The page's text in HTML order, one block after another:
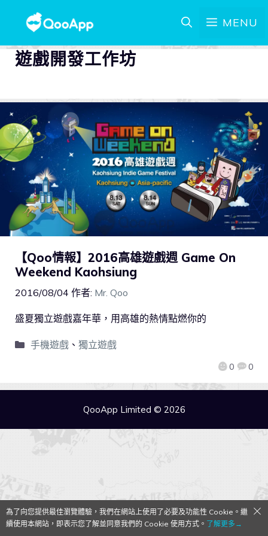
MENU
遊戲開發工作坊
【Qoo情報】2016高雄遊戲週 Game On
Weekend Kaohsiung
2016/08/04 作者: Mr. Qoo
0 0
盛夏獨立遊戲嘉年華，用高雄的熱情點燃你的
手機遊戲、 獨立遊戲
QooApp Limited © 2026
為了向您提供最佳瀏覽體驗，我們在網站上使用了必要及功能性 Cookie。繼
續使用本網站，即表示您了解並同意我們的 Cookie 使用方式。 了解更多→